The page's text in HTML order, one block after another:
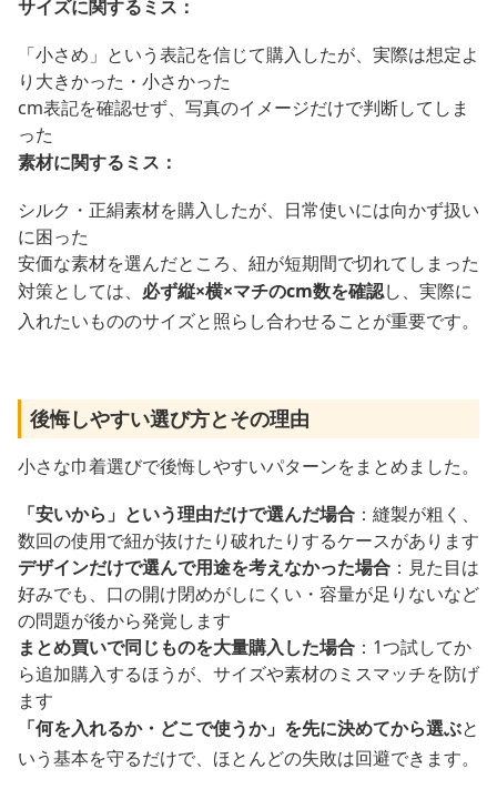
サイズに関するミス：
「小さめ」という表記を信じて購入したが、実際は想定よ
り大きかった・小さかった
cm表記を確認せず、写真のイメージだけで判断してしま
った
素材に関するミス：
シルク・正絹素材を購入したが、日常使いには向かず扱い
に困った
安価な素材を選んだところ、紐が短期間で切れてしまった
対策としては、 必ず縦×横×マチのcm数を確認し、実際に
入れたいもののサイズと照らし合わせることが重要です。
後悔しやすい選び方とその理由
小さな巾着選びで後悔しやすいパターンをまとめました。
「安いから」という理由だけで選んだ場合 ：縫製が粗く、
数回の使用で紐が抜けたり破れたりするケースがあります
デザインだけで選んで用途を考えなかった場合 ：見た目は
好みでも、口の開け閉めがしにくい・容量が足りないなど
の問題が後から発覚します
まとめ買いで同じものを大量購入した場合 ：1つ試してか
ら追加購入するほうが、サイズや素材のミスマッチを防げ
ます
「何を入れるか・どこで使うか」を先に決めてから選ぶと
いう基本を守るだけで、ほとんどの失敗は回避できます。